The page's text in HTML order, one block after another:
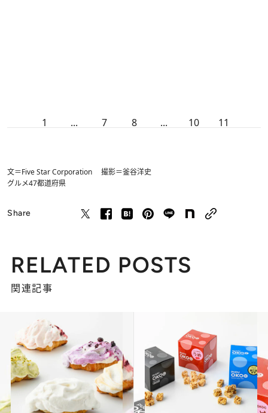
1 ... 7 8 ... 10 11
文＝Five Star Corporation 撮影＝釜谷洋史
グルメ47都道府県
Share
RELATED POSTS
関連記事